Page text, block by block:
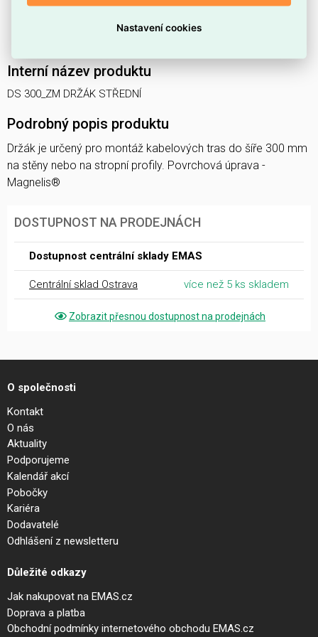
Interní název produktu
DS 300_ZM DRŽÁK STŘEDNÍ
Podrobný popis produktu
Držák je určený pro montáž kabelových tras do šíře 300 mm
na stěny nebo na stropní profily. Povrchová úprava -
Magnelis®
DOSTUPNOST NA PRODEJNÁCH
Dostupnost centrální sklady EMAS
Centrální sklad Ostrava více než 5 ks skladem
Zobrazit přesnou dostupnost na prodejnách
O společnosti
Kontakt
O nás
Aktuality
Podporujeme
Kalendář akcí
Pobočky
Kariéra
Dodavatelé
Odhlášení z newsletteru
Důležité odkazy
Jak nakupovat na EMAS.cz
Doprava a platba
Obchodní podmínky internetového obchodu EMAS.cz
Nastavení cookies